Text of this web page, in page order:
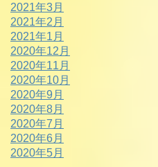
2021年3月
2021年2月
2021年1月
2020年12月
2020年11月
2020年10月
2020年9月
2020年8月
2020年7月
2020年6月
2020年5月